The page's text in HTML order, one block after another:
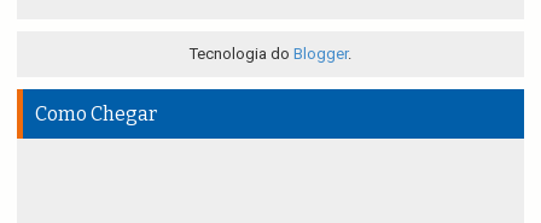
Tecnologia do Blogger.
Como Chegar